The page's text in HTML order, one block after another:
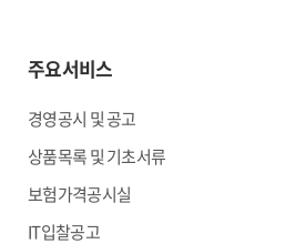
기
주요서비스
경영공시 및 공고
상품목록 및 기초서류
보험가격공시실
IT입찰공고